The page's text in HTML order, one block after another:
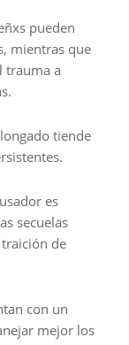
pueden
mientras que
trauma a
tiende
es
secuelas
de
con un
mejor los